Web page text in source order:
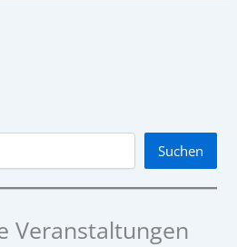
Suchen
Veranstaltungen